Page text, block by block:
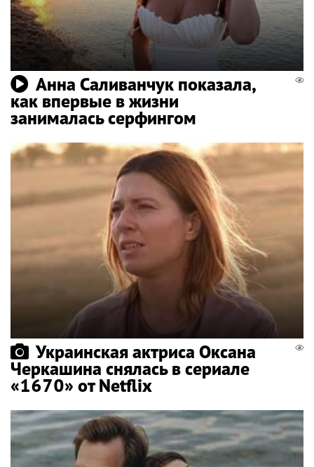
Анна Саливанчук показала,
как впервые в жизни
занималась серфингом
Украинская актриса Оксана
Черкашина снялась в сериале
«1670» от Netflix